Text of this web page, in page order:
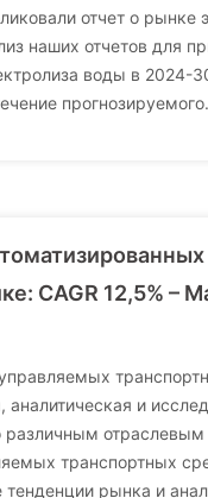
отчет о
наших отчетов для
воды в 2024-
прогнозируемого.
CAGR 12,5% –
аналитическая и
различным
транспортных
рынка и